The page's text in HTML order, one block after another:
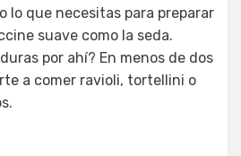
lo que necesitas para preparar
suave como la seda.
por ahí? En menos de dos
a comer ravioli, tortellini o